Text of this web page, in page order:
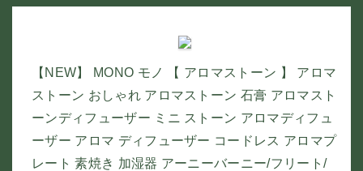
【NEW】 MONO モノ 【 アロマストーン 】 アロマ
ストーン おしゃれ アロマストーン 石膏 アロマスト
ーンディフューザー ミニ ストーン アロマディフュ
ーザー アロマ ディフューザー コードレス アロマプ
レート 素焼き 加湿器 アーニーバーニー/フリート/